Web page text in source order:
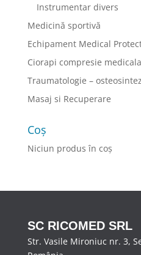
Instrumentar divers
Medicină sportivă
Echipament Medical
Ciorapi compresie
Traumatologie –
Masaj si Recuperare
Coș
Niciun produs în coș
SC RICOMED SRL
Str. Vasile Mironiuc nr. 3,